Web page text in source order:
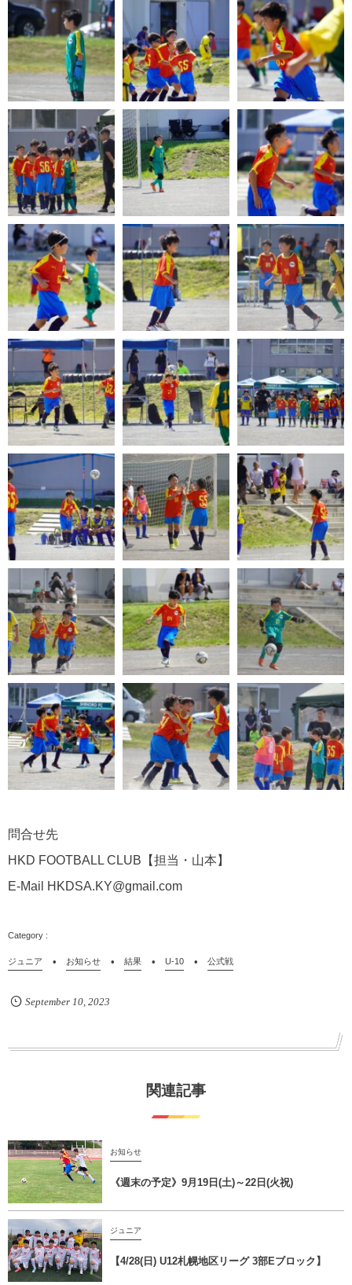
問合せ先
HKD FOOTBALL CLUB 【担当・山本】
E-Mail HKDSA.KY@gmail.com
ジュニア お知らせ 結果 U-10 公式戦
September 10, 2023
関連記事
お知らせ
《週末の予定》9月19日(土)～22日(火祝)
ジュニア
【4/28(日) U12札幌地区リーグ 3部Eブロック】